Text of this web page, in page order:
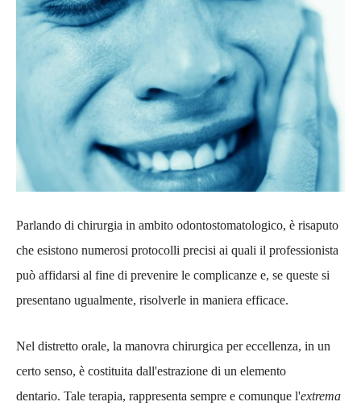
Parlando di chirurgia in ambito odontostomatologico, è risaputo
che esistono numerosi protocolli precisi ai quali il professionista
può affidarsi al fine di prevenire le complicanze e, se queste si
presentano ugualmente, risolverle in maniera efficace.
Nel distretto orale, la manovra chirurgica per eccellenza, in un
certo senso, è costituita dall'estrazione di un elemento
dentario. Tale terapia, rappresenta sempre e comunque l'extrema